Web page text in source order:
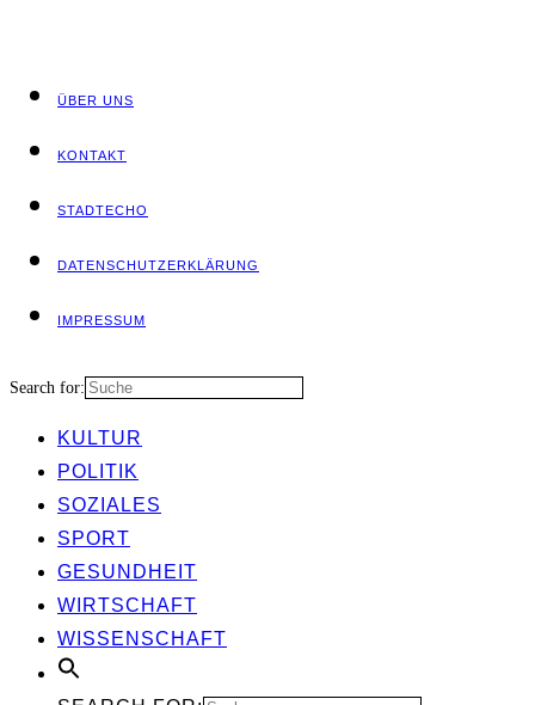
ÜBER UNS
KON­TAKT
STADT­ECHO
DATEN­SCHUTZ­ER­KLÄ­RUNG
IMPRES­SUM
Search for:
KUL­TUR
POLI­TIK
SOZIA­LES
SPORT
GESUND­HEIT
WIRT­SCHAFT
WIS­SEN­SCHAFT